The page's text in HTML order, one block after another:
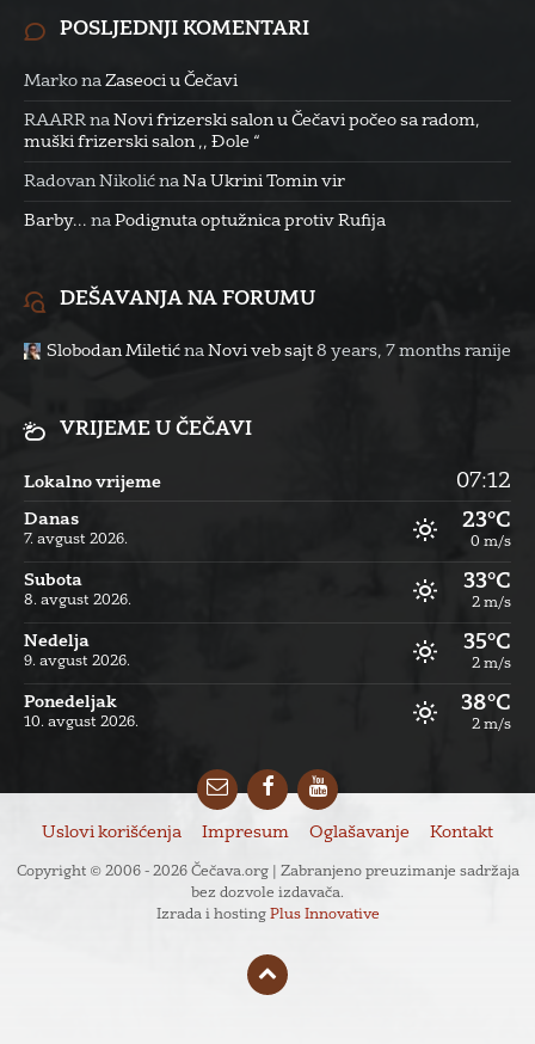
POSLJEDNJI KOMENTARI
Marko na Zaseoci u Čečavi
RAARR na Novi frizerski salon u Čečavi počeo sa radom,
muški frizerski salon ,, Đole “
Radovan Nikolić na Na Ukrini Tomin vir
Barby... na Podignuta optužnica protiv Rufija
DEŠAVANJA NA FORUMU
Slobodan Miletić na Novi veb sajt 8 years, 7 months ranije
VRIJEME U ČEČAVI
Lokalno vrijeme 07:12
Danas
7. avgust 2026.
23°C
0 m/s
Subota
8. avgust 2026.
33°C
2 m/s
Nedelja
9. avgust 2026.
35°C
2 m/s
Ponedeljak
10. avgust 2026.
38°C
2 m/s
EmailFacebookYouTube
Uslovi korišćenja Impresum Oglašavanje Kontakt
Copyright © 2006 - 2026 Čečava.org | Zabranjeno preuzimanje sadržaja
bez dozvole izdavača.
Izrada i hosting Plus Innovative